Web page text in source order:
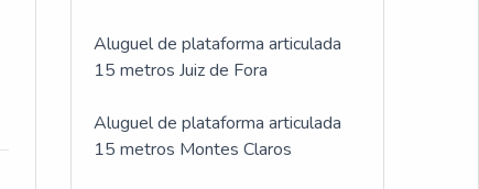
Aluguel de plataforma articulada
15 metros Juiz de Fora
Aluguel de plataforma articulada
15 metros Montes Claros